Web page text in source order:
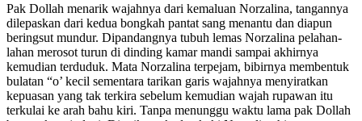
Pak Dollah menarik wajahnya dari kemaluan Norzalina, tangannya
dilepaskan dari kedua bongkah pantat sang menantu dan diapun
beringsut mundur. Dipandangnya tubuh lemas Norzalina pelahan-
lahan merosot turun di dinding kamar mandi sampai akhirnya
kemudian terduduk. Mata Norzalina terpejam, bibirnya membentuk
bulatan “o’ kecil sementara tarikan garis wajahnya menyiratkan
kepuasan yang tak terkira sebelum kemudian wajah rupawan itu
terkulai ke arah bahu kiri. Tanpa menunggu waktu lama pak Dollah